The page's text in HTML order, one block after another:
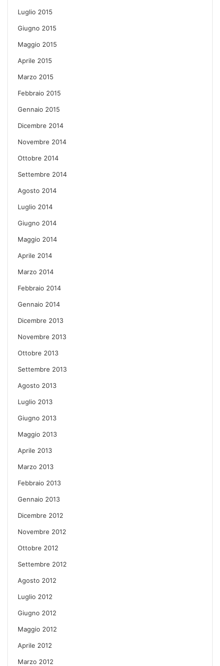
Luglio 2015
Giugno 2015
Maggio 2015
Aprile 2015
Marzo 2015
Febbraio 2015
Gennaio 2015
Dicembre 2014
Novembre 2014
Ottobre 2014
Settembre 2014
Agosto 2014
Luglio 2014
Giugno 2014
Maggio 2014
Aprile 2014
Marzo 2014
Febbraio 2014
Gennaio 2014
Dicembre 2013
Novembre 2013
Ottobre 2013
Settembre 2013
Agosto 2013
Luglio 2013
Giugno 2013
Maggio 2013
Aprile 2013
Marzo 2013
Febbraio 2013
Gennaio 2013
Dicembre 2012
Novembre 2012
Ottobre 2012
Settembre 2012
Agosto 2012
Luglio 2012
Giugno 2012
Maggio 2012
Aprile 2012
Marzo 2012